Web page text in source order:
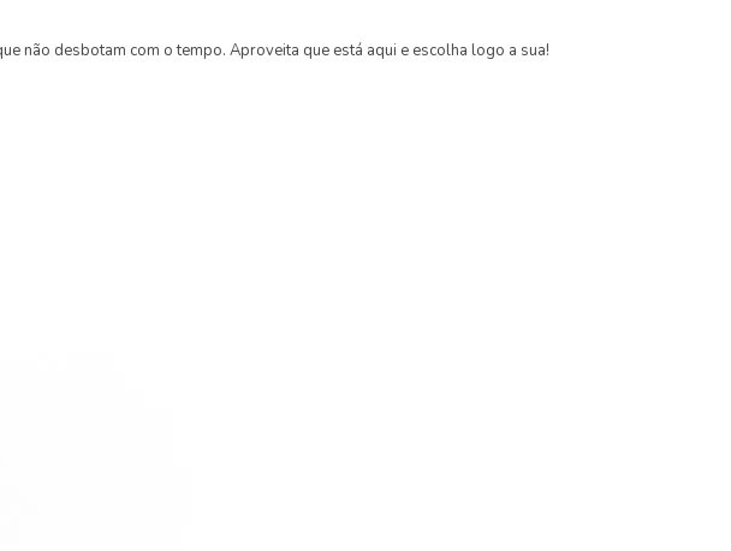
não desbotam com o tempo. Aproveita que está aqui e escolha logo a sua!